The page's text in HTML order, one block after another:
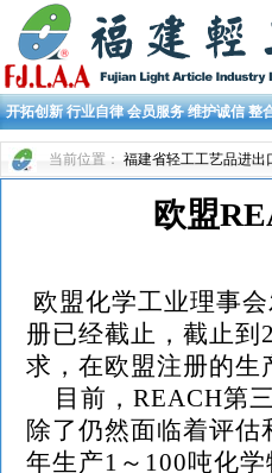
开拓创新 行业自律 会员服务 维护诚信 整
当前位置： 福建省轻工工艺品进出
欧盟
欧盟化学工业理事
册已经截止，截止到
求，在欧盟注册的生
目前，REACH第
除了仍然面临着评
年生产1～100吨化